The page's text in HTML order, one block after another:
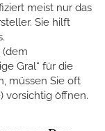
meist nur das
Sie hilft
(dem
Gral“ für die
müssen Sie oft
vorsichtig öffnen.